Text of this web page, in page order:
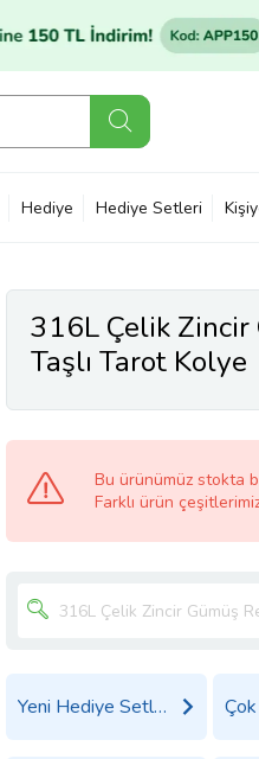
Hediye Hediye Setleri
316L Çelik
Taşlı Tarot Kolye
Bu ürünümüz stokta
Farklı ürün
Yeni Hediye Setleri